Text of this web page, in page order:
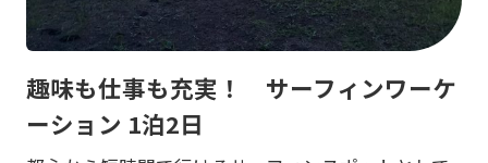
趣味も仕事も充実！ サーフィンワーケ
ーション 1泊2日